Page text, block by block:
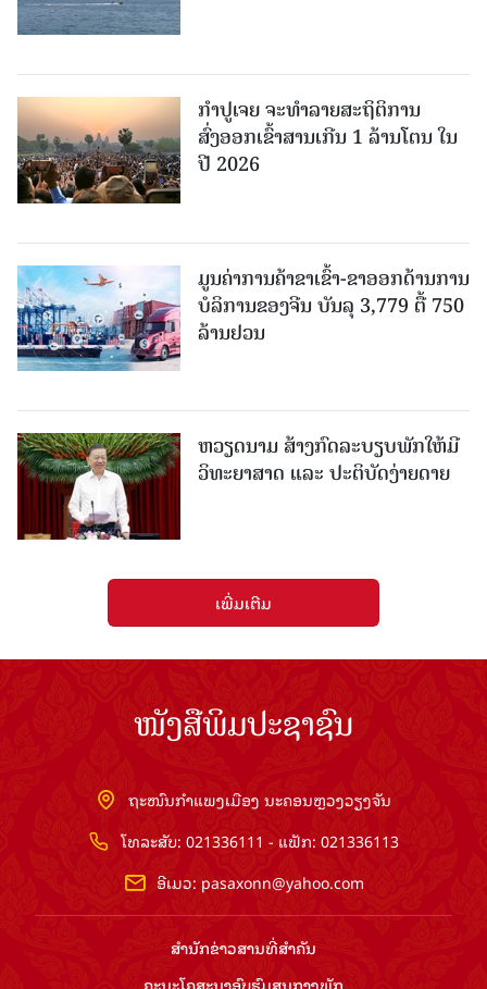
ກຳປູເຈຍ ຈະທຳລາຍສະຖິຕິການ
ສົ່ງອອກເຂົ້າສານເກີນ 1 ລ້ານໂຕນ ໃນ
ປີ 2026
ມູນຄ່າການຄ້າຂາເຂົ້າ-ຂາອອກດ້ານການ
ບໍລິການຂອງຈີນ ບັນລຸ 3,779 ຕື້ 750
ລ້ານຢວນ
ຫວຽດນາມ ສ້າງກົດລະບຽບພັກໃຫ້ມີ
ວິທະຍາສາດ ແລະ ປະຕິບັດງ່າຍດາຍ
ເພີ່ມເຕີມ
ໜັງສືພິມປະຊາຊົນ
ຖະໜົນກຳແພງເມືອງ ນະຄອນຫຼວງວຽງຈັນ
ໂທລະສັບ: 021336111 - ແຟັກ: 021336113
ອີເມວ: pasaxonn@yahoo.com
ສຳ​ນັກ​ຂ່າວ​ສານ​ທີ່​ສຳ​ຄັນ​
ຄະນະໂຄສະນາອົບຮົມ​ສູນ​ກາງ​ພັກ